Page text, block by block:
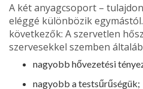
A két anyagcsoport –
eléggé különbözik
követke­zők: A szervetlen
szervesekkel szemben
nagyobb hővezetési
nagyobb a testsűrűségük;